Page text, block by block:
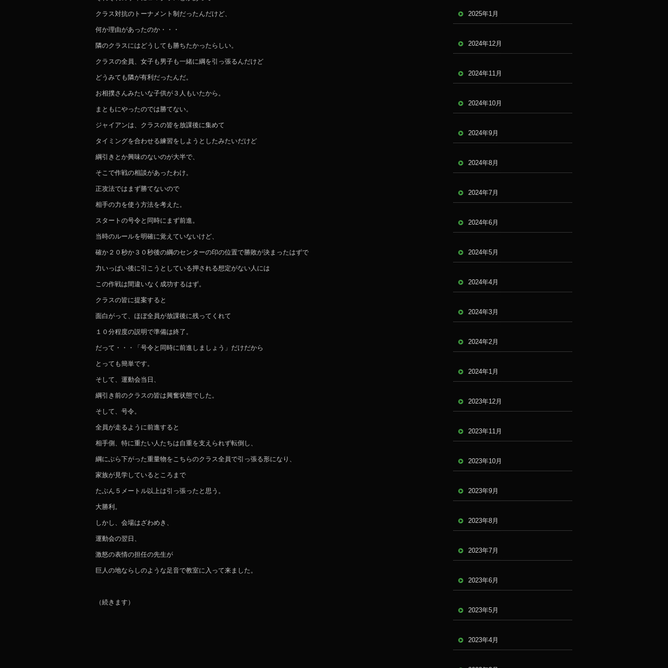
クラス対抗のトーナメント制だったんだけど、
何か理由があったのか・・・
隣のクラスにはどうしても勝ちたかったらしい。
クラスの全員、女子も男子も一緒に綱を引っ張るんだけど
どうみても隣が有利だったんだ。
お相撲さんみたいな子供が３人もいたから。
まともにやったのでは勝てない。
ジャイアンは、クラスの皆を放課後に集めて
タイミングを合わせる練習をしようとしたみたいだけど
綱引きとか興味のないのが大半で、
そこで作戦の相談があったわけ。
正攻法ではまず勝てないので
相手の力を使う方法を考えた。
スタートの号令と同時にまず前進。
当時のルールを明確に覚えていないけど、
確か２０秒か３０秒後の綱のセンターの印の位置で勝敗が決まったはずで
力いっぱい後に引こうとしている押される想定がない人には
この作戦は間違いなく成功するはず。
クラスの皆に提案すると
面白がって、ほぼ全員が放課後に残ってくれて
１０分程度の説明で準備は終了。
だって・・・「号令と同時に前進しましょう」だけだから
とっても簡単です。
そして、運動会当日、
綱引き前のクラスの皆は興奮状態でした。
そして、号令。
全員が走るように前進すると
相手側、特に重たい人たちは自重を支えられず転倒し、
綱にぶら下がった重量物をこちらのクラス全員で引っ張る形になり、
家族が見学しているところまで
たぶん５メートル以上は引っ張ったと思う。
大勝利。
しかし、会場はざわめき、
運動会の翌日、
激怒の表情の担任の先生が
巨人の地ならしのような足音で教室に入って来ました。
（続きます）
2025年1月
2024年12月
2024年11月
2024年10月
2024年9月
2024年8月
2024年7月
2024年6月
2024年5月
2024年4月
2024年3月
2024年2月
2024年1月
2023年12月
2023年11月
2023年10月
2023年9月
2023年8月
2023年7月
2023年6月
2023年5月
2023年4月